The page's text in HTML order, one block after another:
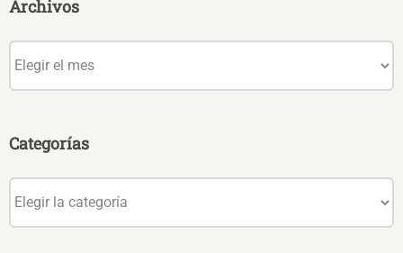
Archivos
Categorías